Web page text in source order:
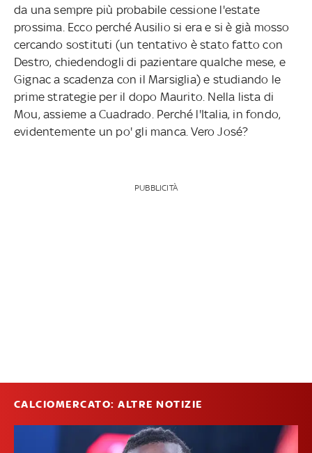
da una sempre più probabile cessione l'estate
prossima. Ecco perché Ausilio si era e si è già mosso
cercando sostituti (un tentativo è stato fatto con
Destro, chiedendogli di pazientare qualche mese, e
Gignac a scadenza con il Marsiglia) e studiando le
prime strategie per il dopo Maurito. Nella lista di
Mou, assieme a Cuadrado. Perché l'Italia, in fondo,
evidentemente un po' gli manca. Vero José?
PUBBLICITÀ
CALCIOMERCATO: ALTRE NOTIZIE